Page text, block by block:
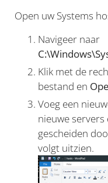
Open uw Systems
Navigeer naar
Klik met de
bestand en
Voeg een
nieuwe
gescheiden
volgt uitzien.